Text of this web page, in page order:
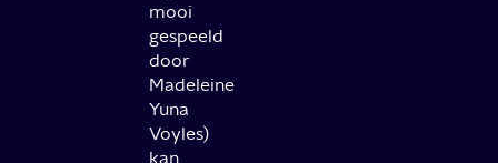
mooi
gespeeld
door
Madeleine
Yuna
Voyles)
kan